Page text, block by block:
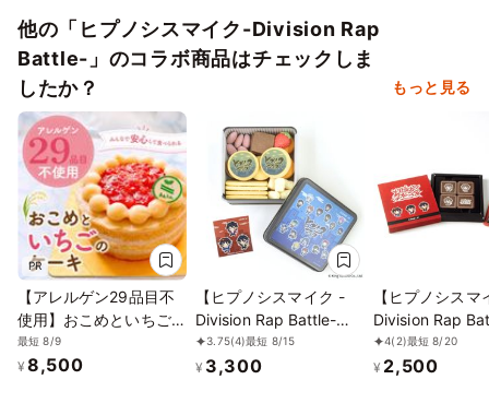
他の「ヒプノシスマイク-Division Rap
Battle-」のコラボ商品はチェックしま
したか？
もっと見る
PR
【アレルゲン29品目不
使用】おこめといちごの
ケーキ／アレルギー対応
／ヴィーガン、グルテン
最短 8/9
¥ 8,500
【ヒプノシスマイク -
Division Rap Battle-】
ランダムステッカー付き
クッキー缶
3.75(4)最短 8/15
¥ 3,300
【ヒプノシスマ
Division Rap
カード・カード
付き イケブク
4(2)最短 8/20
¥ 2,500